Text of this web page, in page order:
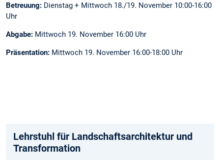
Betreuung: Dienstag + Mittwoch 18./19. November 10:00-16:00
Uhr
Abgabe: Mittwoch 19. November 16:00 Uhr
Präsentation: Mittwoch 19. November 16:00-18:00 Uhr
Lehrstuhl für Landschaftsarchitektur und
Transformation